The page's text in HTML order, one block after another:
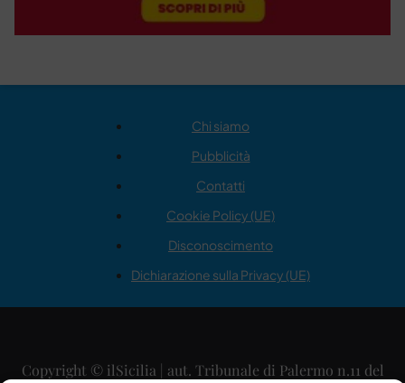
Chi siamo
Pubblicità
Contatti
Cookie Policy (UE)
Disconoscimento
Dichiarazione sulla Privacy (UE)
Copyright © ilSicilia | aut. Tribunale di Palermo n.11 del